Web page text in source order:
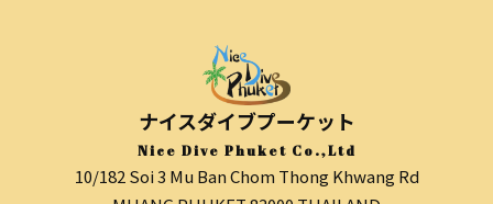
ナイスダイブプーケット
Nice Dive Phuket Co.,Ltd
10/182 Soi 3 Mu Ban Chom Thong Khwang Rd